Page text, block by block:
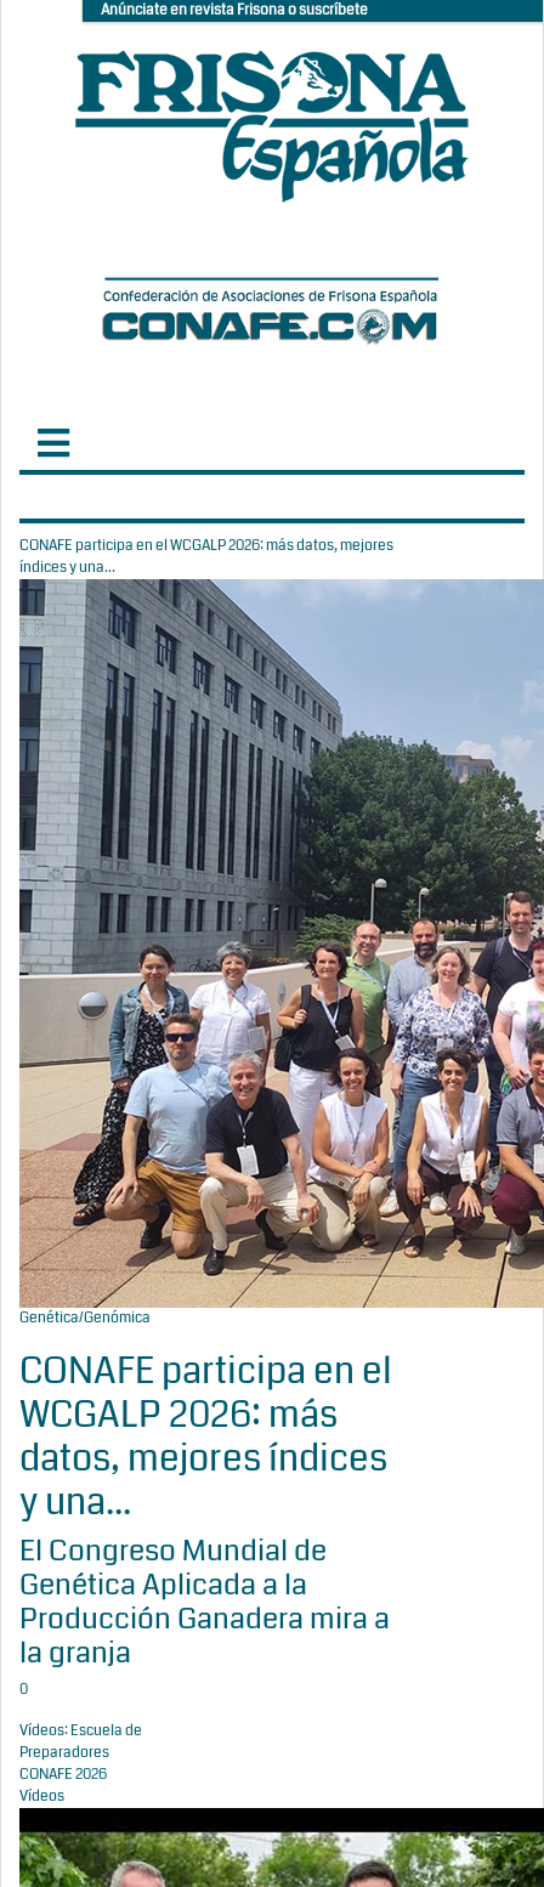
Anúnciate en revista Frisona o suscríbete
CONAFE participa en el WCGALP 2026: más datos, mejores
índices y una...
Genética/Genómica
CONAFE participa en el
WCGALP 2026: más
datos, mejores índices
y una...
El Congreso Mundial de
Genética Aplicada a la
Producción Ganadera mira a
la granja
0
Vídeos: Escuela de
Preparadores
CONAFE 2026
Vídeos